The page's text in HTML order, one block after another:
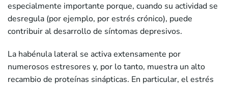
especialmente importante porque, cuando su actividad se
desregula (por ejemplo, por estrés crónico), puede
contribuir al desarrollo de síntomas depresivos.
La habénula lateral se activa extensamente por
numerosos estresores y, por lo tanto, muestra un alto
recambio de proteínas sinápticas. En particular, el estrés